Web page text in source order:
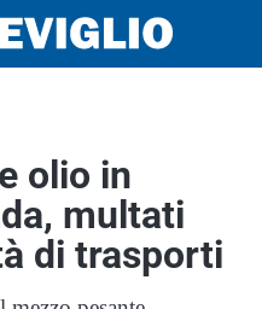
olio in
multati
di trasporti